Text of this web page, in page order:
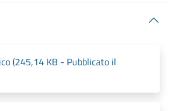
(245,14 KB - Pubblicato il